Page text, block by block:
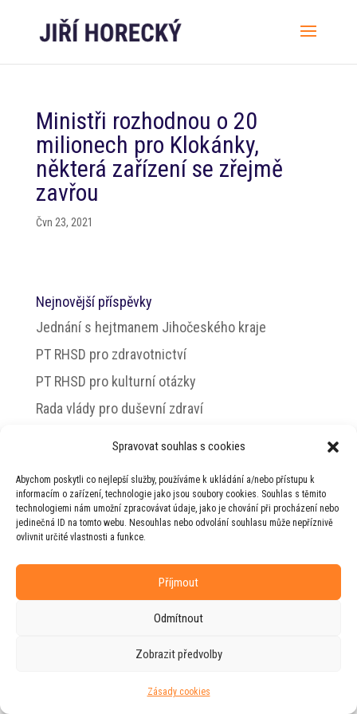
Spravovat souhlas s cookies
Abychom poskytli co nejlepší služby, používáme k ukládání a/nebo přístupu k
informacím o zařízení, technologie jako jsou soubory cookies. Souhlas s těmito
technologiemi nám umožní zpracovávat údaje, jako je chování při procházení nebo
jedinečná ID na tomto webu. Nesouhlas nebo odvolání souhlasu může nepříznivě
ovlivnit určité vlastnosti a funkce.
Příjmout
Odmítnout
Zobrazit předvolby
Zásady cookies
Ministři rozhodnou o 20
milionech pro Klokánky,
některá zařízení se zřejmě
zavřou
Čvn 23, 2021
Nejnovější příspěvky
Jednání s hejtmanem Jihočeského kraje
PT RHSD pro zdravotnictví
PT RHSD pro kulturní otázky
Rada vlády pro duševní zdraví
© 2026 Jiří Horecký – Osobní stránky Jiřího
Horeckého
Web vytvořila firma